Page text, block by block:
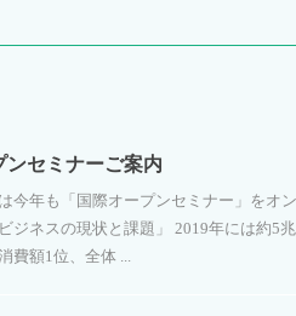
ンセミナーご案内
今年も「国際オープンセミナー」をオ
ジネスの現状と課題」 2019年には約5
費額1位、全体 ...